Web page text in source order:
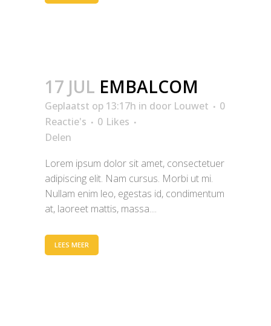
17 JUL EMBALCOM
Geplaatst op 13:17h in door Louwet
0
Reactie's
0 Likes
Delen
Lorem ipsum dolor sit amet, consectetuer
adipiscing elit. Nam cursus. Morbi ut mi.
Nullam enim leo, egestas id, condimentum
at, laoreet mattis, massa....
LEES MEER